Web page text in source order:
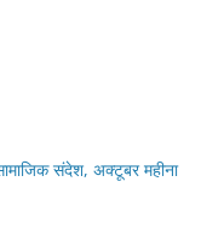
संदेश, अक्टूबर महीना